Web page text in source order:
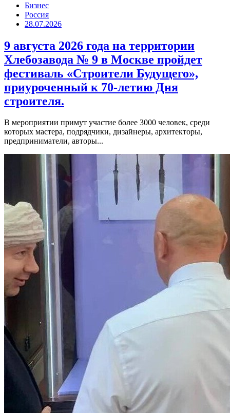
Бизнес
Россия
28.07.2026
9 августа 2026 года на территории
Хлебозавода № 9 в Москве пройдет
фестиваль «Строители Будущего»,
приуроченный к 70-летию Дня
строителя.
В мероприятии примут участие более 3000 человек, среди
которых мастера, подрядчики, дизайнеры, архитекторы,
предприниматели, авторы...